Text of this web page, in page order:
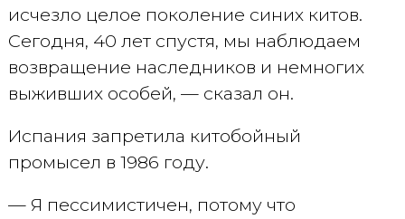
исчезло целое поколение синих китов.
Сегодня, 40 лет спустя, мы наблюдаем
возвращение наследников и немногих
выживших особей, — сказал он.
Испания запретила китобойный
промысел в 1986 году.
— Я пессимистичен, потому что